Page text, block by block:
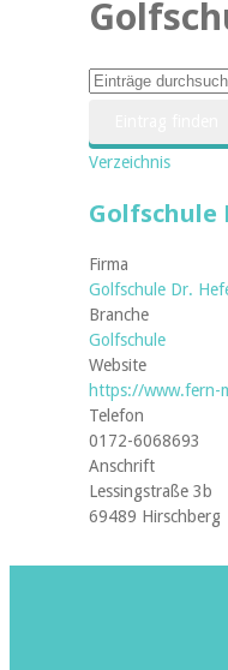
Verzeichnis
Golfschule
Firma
Golfschule Dr.
Branche
Golfschule
Website
https://www.fern-
Telefon
0172-6068693
Anschrift
Lessingstraße 3b
69489 Hirschberg